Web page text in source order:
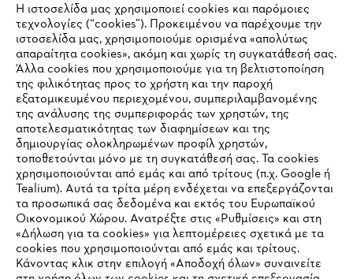
Ευκαιρίες σταδιοδρομίας
Πληροφορίες για τους προμηθευτές
Προϊόντα
Επικοινωνία
Καριέρα
Σύστημα καταγγελιών
Η ιστοσελίδα μας χρησιμοποιεί cookies και παρόμοιες
τεχνολογίες (“cookies”). Προκειμένου να παρέχουμε την
ιστοσελίδα μας, χρησιμοποιούμε ορισμένα «απολύτως
απαραίτητα cookies», ακόμη και χωρίς τη συγκατάθεσή σας.
Άλλα cookies που χρησιμοποιούμε για τη βελτιστοποίηση
της φιλικότητας προς το χρήστη και την παροχή
εξατομικευμένου περιεχομένου, συμπεριλαμβανομένης
της ανάλυσης της συμπεριφοράς των χρηστών, της
αποτελεσματικότητας των διαφημίσεων και της
δημιουργίας ολοκληρωμένων προφίλ χρηστών,
τοποθετούνται μόνο με τη συγκατάθεσή σας. Τα cookies
χρησιμοποιούνται από εμάς και από τρίτους (π.χ. Google ή
Tealium). Αυτά τα τρίτα μέρη ενδέχεται να επεξεργάζονται
τα προσωπικά σας δεδομένα και εκτός του Ευρωπαϊκού
Οικονομικού Χώρου. Ανατρέξτε στις «Ρυθμίσεις» και στη
«Δήλωση για τα cookies» για λεπτομέρειες σχετικά με τα
cookies που χρησιμοποιούνται από εμάς και τρίτους.
Κάνοντας κλικ στην επιλογή «Αποδοχή όλων» συναινείτε